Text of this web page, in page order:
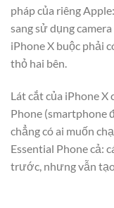
pháp của riêng
sang sử dụng
iPhone X buộc phải
thỏ hai bên.
Lát cắt của iPhone
Phone (smartphone
chẳng có ai muốn
Essential Phone cả:
trước, nhưng vẫn